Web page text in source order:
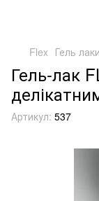
Flex Гель лаки
Гель-лак
Артикул: 537